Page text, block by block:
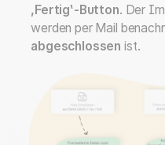
,Fertig‛-Button. Der
werden per Mail
abgeschlossen ist.